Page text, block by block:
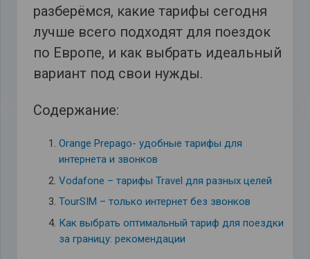
разберёмся, какие тарифы сегодня
лучше всего подходят для поездок
по Европе, и как выбрать идеальный
вариант под свои нужды.
Содержание:
Orange Prepago- удобные тарифы для
интернета и звонков
Vodafone – тарифы Travel для разных целей
TourSIM – только интернет без звонков
Как выбрать оптимальный тариф для поездки
за границу: рекомендации